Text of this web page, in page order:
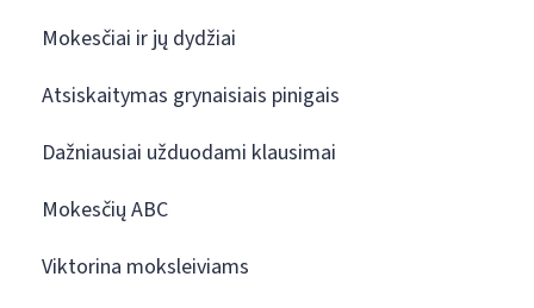
Mokesčiai ir jų dydžiai
Atsiskaitymas grynaisiais pinigais
Dažniausiai užduodami klausimai
Mokesčių ABC
Viktorina moksleiviams